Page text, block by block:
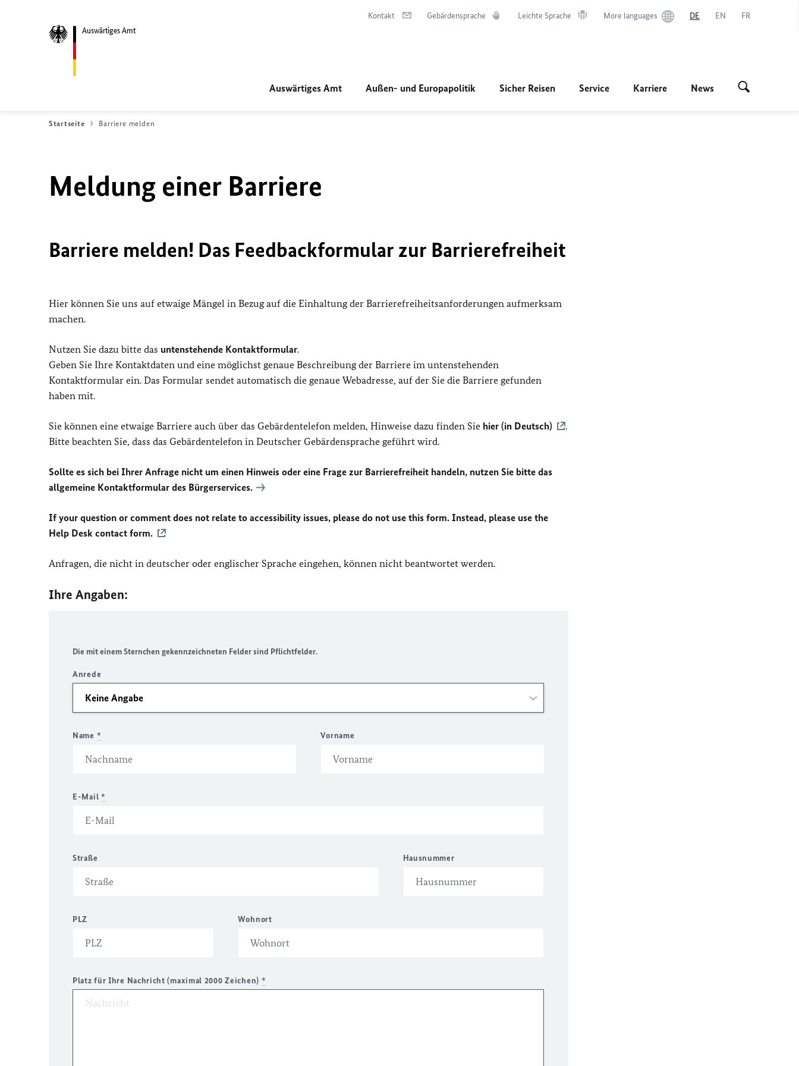
Auswärtiges Amt
Kontakt Gebärdensprache Leichte Sprache More languages DE EN FR
Auswärtiges Amt Außen- und Europapolitik Sicher Reisen Service Karriere News
Startseite Barriere melden
Meldung einer Barriere
Barriere melden! Das Feedbackformular zur Barrierefreiheit
Hier können Sie uns auf etwaige Mängel in Bezug auf die Einhaltung der Barrierefreiheitsanforderungen aufmerksam
machen.
Nutzen Sie dazu bitte das untenstehende Kontaktformular.
Geben Sie Ihre Kontaktdaten und eine möglichst genaue Beschreibung der Barriere im untenstehenden
Kontaktformular ein. Das Formular sendet automatisch die genaue Webadresse, auf der Sie die Barriere gefunden
haben mit.
Sie können eine etwaige Barriere auch über das Gebärdentelefon melden, Hinweise dazu finden Sie hier (in Deutsch)
.
Bitte beachten Sie, dass das Gebärdentelefon in Deutscher Gebärdensprache geführt wird.
Sollte es sich bei Ihrer Anfrage nicht um einen Hinweis oder eine Frage zur Barrierefreiheit handeln, nutzen Sie bitte das
allgemeine Kontaktformular des Bürgerservices.
If your question or comment does not relate to accessibility issues, please do not use this form. Instead, please use the
Help Desk contact form.
Anfragen, die nicht in deutscher oder englischer Sprache eingehen, können nicht beantwortet werden.
Ihre Angaben:
Die mit einem Sternchen gekennzeichneten Felder sind Pflichtfelder.
Anrede
Name * Vorname
E-Mail *
Straße Hausnummer
PLZ Wohnort
Platz für Ihre Nachricht (maximal 2000 Zeichen) *